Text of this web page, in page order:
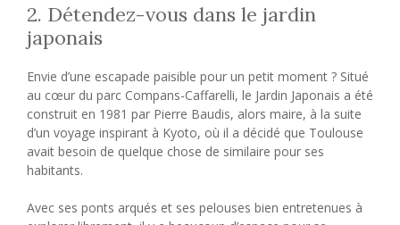
2. Détendez-vous dans le jardin
japonais
Envie d’une escapade paisible pour un petit moment ? Situé
au cœur du parc Compans-Caffarelli, le Jardin Japonais a été
construit en 1981 par Pierre Baudis, alors maire, à la suite
d’un voyage inspirant à Kyoto, où il a décidé que Toulouse
avait besoin de quelque chose de similaire pour ses
habitants.
Avec ses ponts arqués et ses pelouses bien entretenues à